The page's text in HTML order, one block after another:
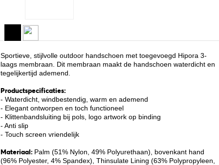
Sportieve, stijlvolle outdoor handschoen met toegevoegd Hipora 3-
laags membraan. Dit membraan maakt de handschoen waterdicht en
tegelijkertijd ademend.
Productspecificaties:
- Waterdicht, windbestendig, warm en ademend
- Elegant ontworpen en toch functioneel
- Klittenbandsluiting bij pols, logo artwork op binding
- Anti slip
- Touch screen vriendelijk
Materiaal: Palm (51% Nylon, 49% Polyurethaan), bovenkant hand
(96% Polyester, 4% Spandex), Thinsulate Lining (63% Polypropyleen,